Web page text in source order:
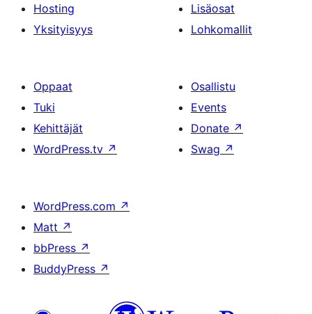
Hosting
Yksityisyys
Lisäosat
Lohkomallit
Oppaat
Tuki
Kehittäjät
WordPress.tv ↗
Osallistu
Events
Donate ↗
Swag ↗
WordPress.com ↗
Matt ↗
bbPress ↗
BuddyPress ↗